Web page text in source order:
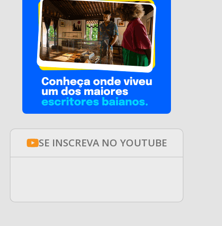
SE INSCREVA NO YOUTUBE